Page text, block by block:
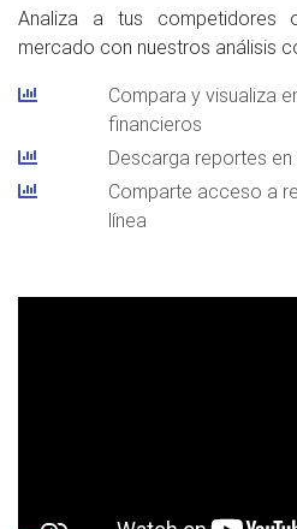
Analiza a tus competidores
mercado con nuestros análisis
Compara y visualiza
financieros
Descarga reportes
Comparte acceso a
línea